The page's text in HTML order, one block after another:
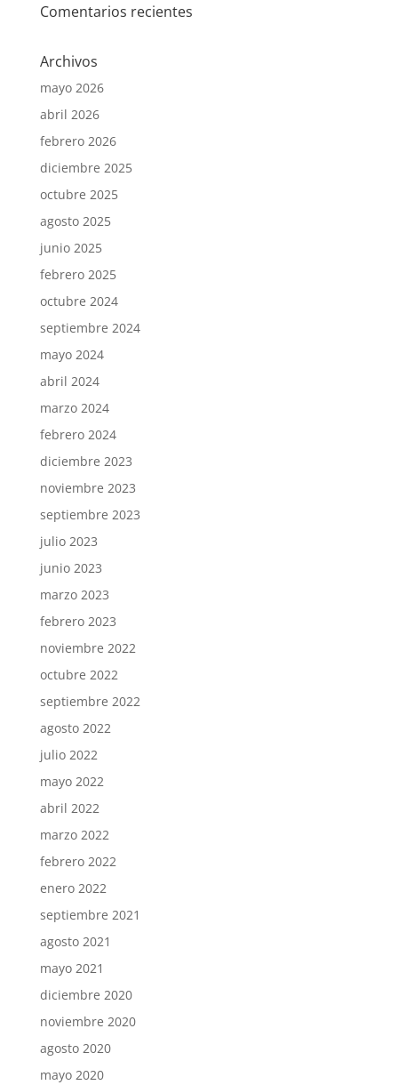
Comentarios recientes
Archivos
mayo 2026
abril 2026
febrero 2026
diciembre 2025
octubre 2025
agosto 2025
junio 2025
febrero 2025
octubre 2024
septiembre 2024
mayo 2024
abril 2024
marzo 2024
febrero 2024
diciembre 2023
noviembre 2023
septiembre 2023
julio 2023
junio 2023
marzo 2023
febrero 2023
noviembre 2022
octubre 2022
septiembre 2022
agosto 2022
julio 2022
mayo 2022
abril 2022
marzo 2022
febrero 2022
enero 2022
septiembre 2021
agosto 2021
mayo 2021
diciembre 2020
noviembre 2020
agosto 2020
mayo 2020